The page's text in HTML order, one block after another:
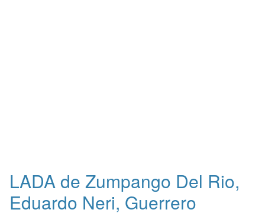
LADA de Zumpango Del Rio,
Eduardo Neri, Guerrero